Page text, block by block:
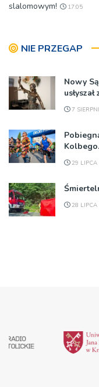
slalomowym!
17:05
NIE PRZEGAP
Nowy
7
29 LIPCA
28 LIPCA